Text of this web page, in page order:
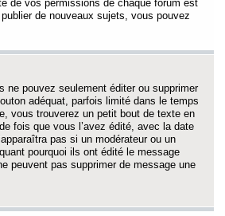
de vos permissions de chaque forum est
de nouveaux sujets, vous pouvez
ne pouvez seulement éditer ou supprimer
adéquat, parfois limité dans le temps
vous trouverez un petit bout de texte en
fois que vous l’avez édité, avec la date
pas si un modérateur ou un
pourquoi ils ont édité le message
peuvent pas supprimer de message une